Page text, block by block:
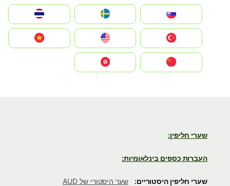
Slovensko
United States
Vietnam
שערי חליפין:
העברות כספים בינלאומיות:
שערי חליפין היסטוריים:
שער היסטורי של AUD